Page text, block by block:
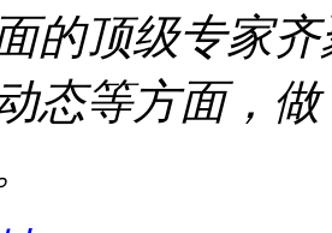
的顶级专家
态等方面，